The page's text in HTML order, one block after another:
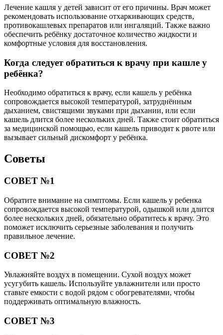
Лечение кашля у детей зависит от его причины. Врач может
рекомендовать использование отхаркивающих средств,
противокашлевых препаратов или ингаляций. Также важно
обеспечить ребёнку достаточное количество жидкости и
комфортные условия для восстановления.
Когда следует обратиться к врачу при кашле у
ребёнка?
Необходимо обратиться к врачу, если кашель у ребёнка
сопровождается высокой температурой, затруднённым
дыханием, свистящими звуками при дыхании, или если
кашель длится более нескольких дней. Также стоит обратиться
за медицинской помощью, если кашель приводит к рвоте или
вызывает сильный дискомфорт у ребёнка.
Советы
СОВЕТ №1
Обратите внимание на симптомы. Если кашель у ребенка
сопровождается высокой температурой, одышкой или длится
более нескольких дней, обязательно обратитесь к врачу. Это
поможет исключить серьезные заболевания и получить
правильное лечение.
СОВЕТ №2
Увлажняйте воздух в помещении. Сухой воздух может
усугубить кашель. Используйте увлажнители или просто
ставьте емкости с водой рядом с обогревателями, чтобы
поддерживать оптимальную влажность.
СОВЕТ №3